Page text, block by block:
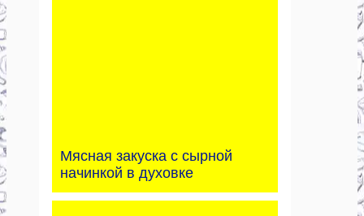
Мясная закуска с сырной
начинкой в духовке